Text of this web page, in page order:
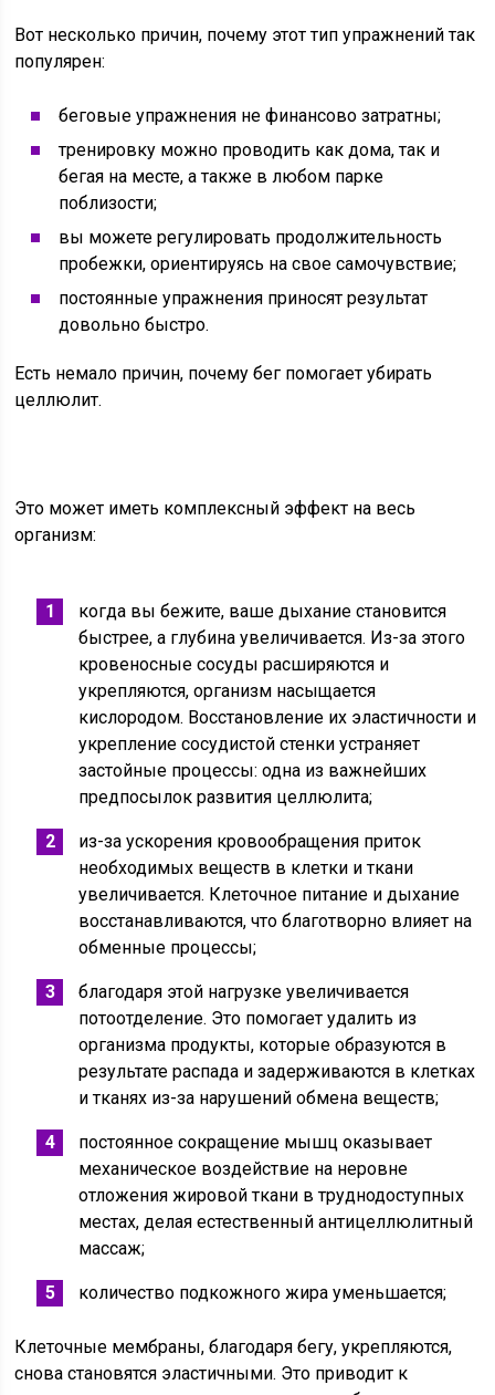
Вот несколько причин, почему этот тип упражнений так
популярен:
беговые упражнения не финансово затратны;
тренировку можно проводить как дома, так и
бегая на месте, а также в любом парке
поблизости;
вы можете регулировать продолжительность
пробежки, ориентируясь на свое самочувствие;
постоянные упражнения приносят результат
довольно быстро.
Есть немало причин, почему бег помогает убирать
целлюлит.
Это может иметь комплексный эффект на весь
организм:
когда вы бежите, ваше дыхание становится
быстрее, а глубина увеличивается. Из-за этого
кровеносные сосуды расширяются и
укрепляются, организм насыщается
кислородом. Восстановление их эластичности и
укрепление сосудистой стенки устраняет
застойные процессы: одна из важнейших
предпосылок развития целлюлита;
из-за ускорения кровообращения приток
необходимых веществ в клетки и ткани
увеличивается. Клеточное питание и дыхание
восстанавливаются, что благотворно влияет на
обменные процессы;
благодаря этой нагрузке увеличивается
потоотделение. Это помогает удалить из
организма продукты, которые образуются в
результате распада и задерживаются в клетках
и тканях из-за нарушений обмена веществ;
постоянное сокращение мышц оказывает
механическое воздействие на неровне
отложения жировой ткани в труднодоступных
местах, делая естественный антицеллюлитный
массаж;
количество подкожного жира уменьшается;
Клеточные мембраны, благодаря бегу, укрепляются,
снова становятся эластичными. Это приводит к